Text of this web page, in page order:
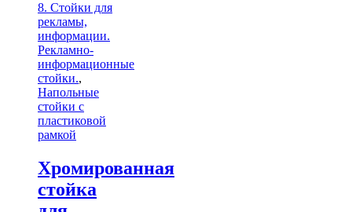
8. Стойки для
рекламы,
информации.
Рекламно-
информационные
стойки.,
Напольные
стойки с
пластиковой
рамкой
Хромированная
стойка